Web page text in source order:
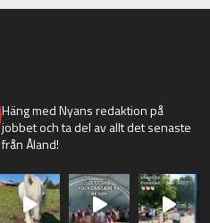
Häng med Nyans redaktion på
jobbet och ta del av allt det senaste
från Åland!